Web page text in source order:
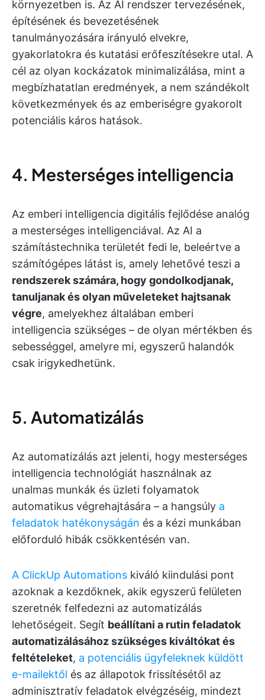
környezetben is. Az AI rendszer tervezésének,
építésének és bevezetésének
tanulmányozására irányuló elvekre,
gyakorlatokra és kutatási erőfeszítésekre utal. A
cél az olyan kockázatok minimalizálása, mint a
megbízhatatlan eredmények, a nem szándékolt
következmények és az emberiségre gyakorolt
potenciális káros hatások.
4. Mesterséges intelligencia
Az emberi intelligencia digitális fejlődése analóg
a mesterséges intelligenciával. Az AI a
számítástechnika területét fedi le, beleértve a
számítógépes látást is, amely lehetővé teszi a
rendszerek számára, hogy gondolkodjanak,
tanuljanak és olyan műveleteket hajtsanak
végre, amelyekhez általában emberi
intelligencia szükséges – de olyan mértékben és
sebességgel, amelyre mi, egyszerű halandók
csak irigykedhetünk.
5. Automatizálás
Az automatizálás azt jelenti, hogy mesterséges
intelligencia technológiát használnak az
unalmas munkák és üzleti folyamatok
automatikus végrehajtására – a hangsúly a
feladatok hatékonyságán és a kézi munkában
előforduló hibák csökkentésén van.
A ClickUp Automations kiváló kiindulási pont
azoknak a kezdőknek, akik egyszerű felületen
szeretnék felfedezni az automatizálás
lehetőségeit. Segít beállítani a rutin feladatok
automatizálásához szükséges kiváltókat és
feltételeket, a potenciális ügyfeleknek küldött
e-mailektől és az állapotok frissítésétől az
adminisztratív feladatok elvégzéséig, mindezt